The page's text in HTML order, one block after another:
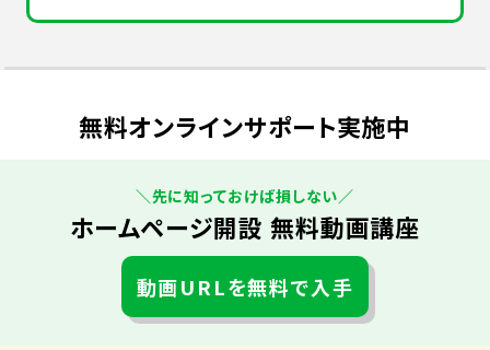
無料オンラインサポート実施中
＼先に知っておけば損しない／
ホームページ開設 無料動画講座
動画URLを無料で入手